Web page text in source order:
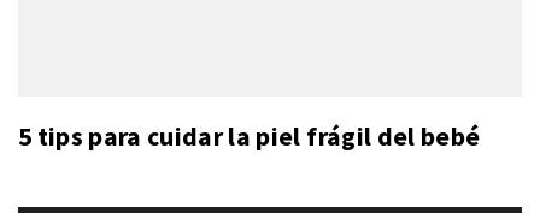
5 tips para cuidar la piel frágil del bebé